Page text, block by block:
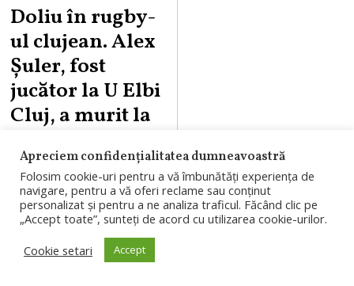
Doliu în rugby-
ul clujean. Alex
Șuler, fost
jucător la U Elbi
Cluj, a murit la
Alex Șuler, fost
jucător al U Elbi
Cluj și component
al naționalelor U18
Apreciem confidențialitatea dumneavoastră
Folosim cookie-uri pentru a vă îmbunătăți experiența de
navigare, pentru a vă oferi reclame sau conținut
personalizat și pentru a ne analiza traficul. Făcând clic pe
„Accept toate”, sunteți de acord cu utilizarea cookie-urilor.
Cookie setari
Accept